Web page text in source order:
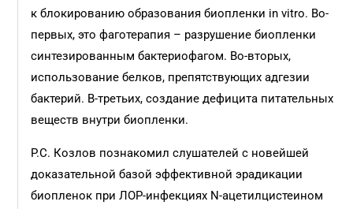
к блокированию образования биопленки in vitro. Во-
первых, это фаготерапия – разрушение биопленки
синтезированным бактериофагом. Во-вторых,
использование белков, препятствующих адгезии
бактерий. В-третьих, создание дефицита питательных
веществ внутри биопленки.
Р.С. Козлов познакомил слушателей с новейшей
доказательной базой эффективной эрадикации
биопленок при ЛОР-инфекциях N-ацетилцистеином